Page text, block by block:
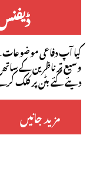
کیا آپ دفاعی
وسیع تر ناظرین کے
دیئے گئے بٹن پر کلک
مزید جانیں